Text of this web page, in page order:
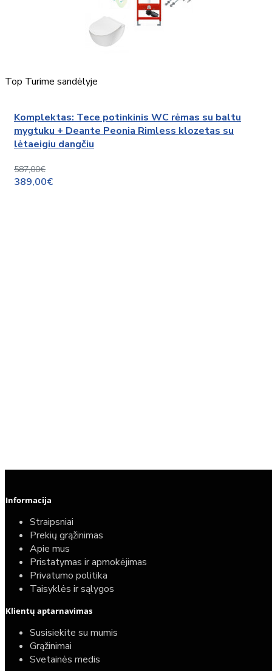
Top Turime sandėlyje
Komplektas: Tece potinkinis WC rėmas su baltu
mygtuku + Deante Peonia Rimless klozetas su
lėtaeigiu dangčiu
587,00€
389,00€
Informacija
Straipsniai
Prekių grąžinimas
Apie mus
Pristatymas ir apmokėjimas
Privatumo politika
Taisyklės ir sąlygos
Klientų aptarnavimas
Susisiekite su mumis
Grąžinimai
Svetainės medis